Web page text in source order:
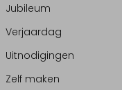
Jubileum
Verjaardag
Uitnodigingen
Zelf maken